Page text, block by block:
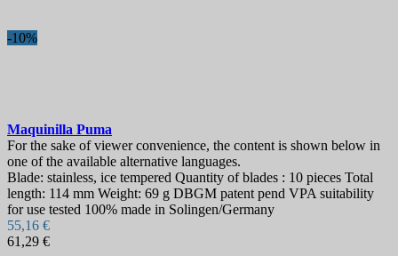
-10%
Maquinilla Puma
For the sake of viewer convenience, the content is shown below in
one of the available alternative languages.
Blade: stainless, ice tempered Quantity of blades : 10 pieces Total
length: 114 mm Weight: 69 g DBGM patent pend VPA suitability
for use tested 100% made in Solingen/Germany
55,16 €
61,29 €